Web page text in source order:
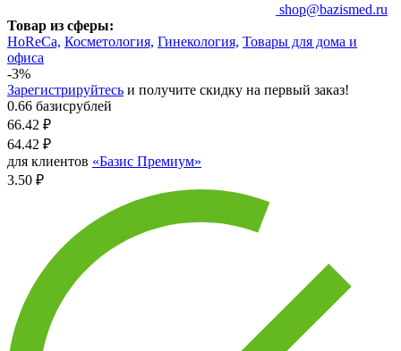
shop@bazismed.ru
Товар из сферы:
HoReCa, Косметология, Гинекология, Товары для дома и
офиса
-3%
Зарегистрируйтесь и получите скидку на первый заказ!
0.66 базисрублей
66.42 ₽
64.42 ₽
для клиентов «Базис Премиум»
3.50 ₽